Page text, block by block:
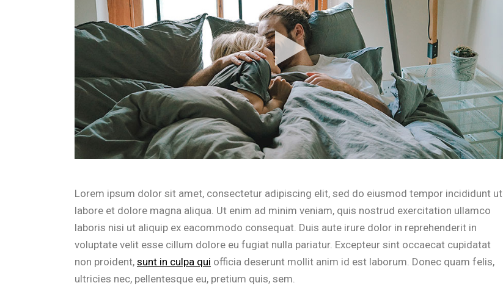
Lorem ipsum dolor sit amet, consectetur adipiscing elit, sed do eiusmod tempor incididunt ut
labore et dolore magna aliqua. Ut enim ad minim veniam, quis nostrud exercitation ullamco
laboris nisi ut aliquip ex eacommodo consequat. Duis aute irure dolor in reprehenderit in
voluptate velit esse cillum dolore eu fugiat nulla pariatur. Excepteur sint occaecat cupidatat
non proident, sunt in culpa qui officia deserunt mollit anim id est laborum. Donec quam felis,
ultricies nec, pellentesque eu, pretium quis, sem.